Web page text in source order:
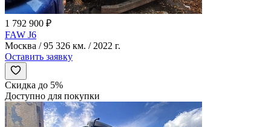
1 792 900 ₽
FAW J6
Москва / 95 326 км. / 2022 г.
Оставить заявку
Скидка до 5%
Доступно для покупки